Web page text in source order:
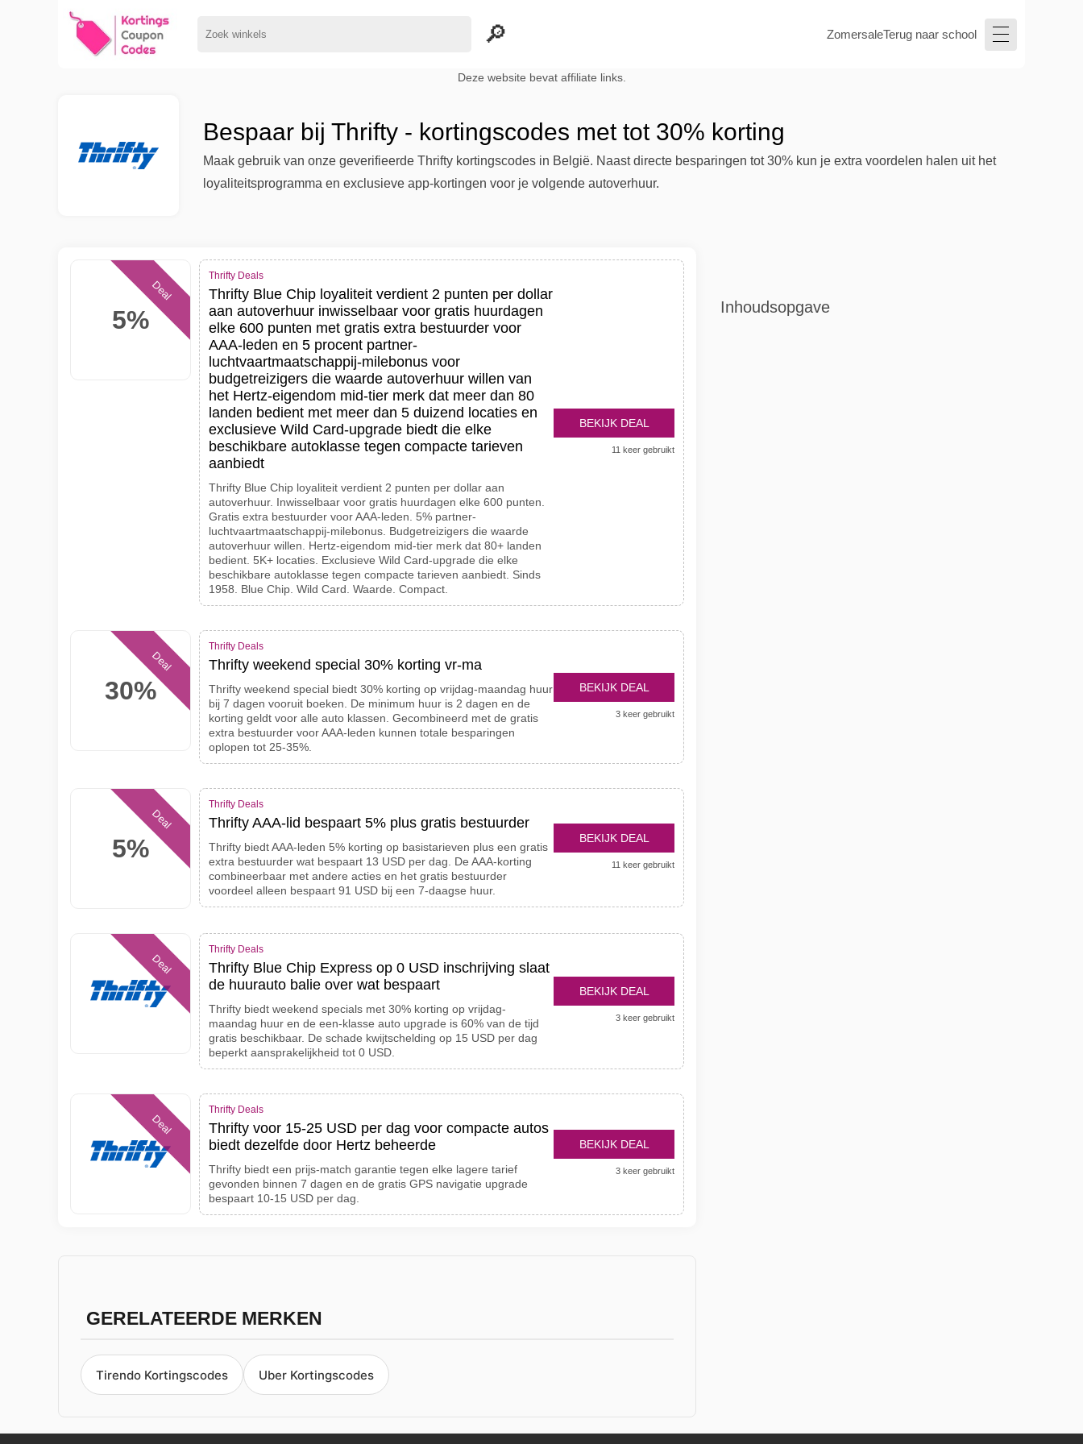
ZomersaleTerug naar school
Deze website bevat affiliate links.
Bespaar bij Thrifty - kortingscodes met tot 30% korting
Maak gebruik van onze geverifieerde Thrifty kortingscodes in België. Naast directe besparingen tot 30% kun je extra voordelen halen uit het
loyaliteitsprogramma en exclusieve app-kortingen voor je volgende autoverhuur.
5%
Deal
Thrifty Deals
Thrifty Blue Chip loyaliteit verdient 2 punten per dollar
aan autoverhuur inwisselbaar voor gratis huurdagen
elke 600 punten met gratis extra bestuurder voor
AAA-leden en 5 procent partner-
luchtvaartmaatschappij-milebonus voor
budgetreizigers die waarde autoverhuur willen van
het Hertz-eigendom mid-tier merk dat meer dan 80
landen bedient met meer dan 5 duizend locaties en
exclusieve Wild Card-upgrade biedt die elke
beschikbare autoklasse tegen compacte tarieven
aanbiedt
Thrifty Blue Chip loyaliteit verdient 2 punten per dollar aan
autoverhuur. Inwisselbaar voor gratis huurdagen elke 600 punten.
Gratis extra bestuurder voor AAA-leden. 5% partner-
luchtvaartmaatschappij-milebonus. Budgetreizigers die waarde
autoverhuur willen. Hertz-eigendom mid-tier merk dat 80+ landen
bedient. 5K+ locaties. Exclusieve Wild Card-upgrade die elke
beschikbare autoklasse tegen compacte tarieven aanbiedt. Sinds
1958. Blue Chip. Wild Card. Waarde. Compact.
BEKIJK DEAL
11 keer gebruikt
30%
Deal
Thrifty Deals
Thrifty weekend special 30% korting vr-ma
Thrifty weekend special biedt 30% korting op vrijdag-maandag huur
bij 7 dagen vooruit boeken. De minimum huur is 2 dagen en de
korting geldt voor alle auto klassen. Gecombineerd met de gratis
extra bestuurder voor AAA-leden kunnen totale besparingen
oplopen tot 25-35%.
BEKIJK DEAL
3 keer gebruikt
5%
Deal
Thrifty Deals
Thrifty AAA-lid bespaart 5% plus gratis bestuurder
Thrifty biedt AAA-leden 5% korting op basistarieven plus een gratis
extra bestuurder wat bespaart 13 USD per dag. De AAA-korting
combineerbaar met andere acties en het gratis bestuurder
voordeel alleen bespaart 91 USD bij een 7-daagse huur.
BEKIJK DEAL
11 keer gebruikt
Deal
Thrifty Deals
Thrifty Blue Chip Express op 0 USD inschrijving slaat
de huurauto balie over wat bespaart
Thrifty biedt weekend specials met 30% korting op vrijdag-
maandag huur en de een-klasse auto upgrade is 60% van de tijd
gratis beschikbaar. De schade kwijtschelding op 15 USD per dag
beperkt aansprakelijkheid tot 0 USD.
BEKIJK DEAL
3 keer gebruikt
Deal
Thrifty Deals
Thrifty voor 15-25 USD per dag voor compacte autos
biedt dezelfde door Hertz beheerde
Thrifty biedt een prijs-match garantie tegen elke lagere tarief
gevonden binnen 7 dagen en de gratis GPS navigatie upgrade
bespaart 10-15 USD per dag.
BEKIJK DEAL
3 keer gebruikt
GERELATEERDE MERKEN
Tirendo Kortingscodes Uber Kortingscodes
Inhoudsopgave